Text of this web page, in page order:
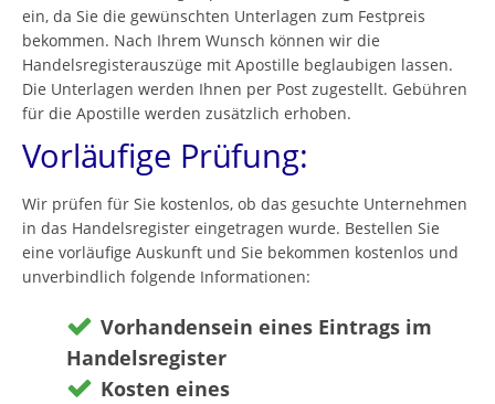
ein, da Sie die gewünschten Unterlagen zum Festpreis
bekommen. Nach Ihrem Wunsch können wir die
Handelsregisterauszüge mit Apostille beglaubigen lassen.
Die Unterlagen werden Ihnen per Post zugestellt. Gebühren
für die Apostille werden zusätzlich erhoben.
Vorläufige Prüfung:
Wir prüfen für Sie kostenlos, ob das gesuchte Unternehmen
in das Handelsregister eingetragen wurde. Bestellen Sie
eine vorläufige Auskunft und Sie bekommen kostenlos und
unverbindlich folgende Informationen:
Vorhandensein eines Eintrags im
Handelsregister
Kosten eines